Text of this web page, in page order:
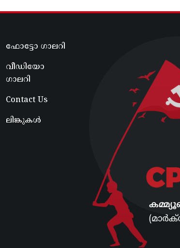
ഫോട്ടോ ഗാലറി
വീഡിയോ
ഗാലറി
Contact Us
ലിങ്കുകൾ